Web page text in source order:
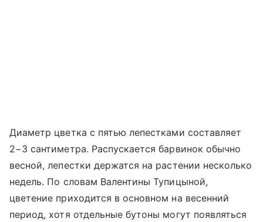
Диаметр цветка с пятью лепестками составляет
2−3 сантиметра. Распускается барвинок обычно
весной, лепестки держатся на растении несколько
недель. По словам Валентины Тупицыной,
цветение приходится в основном на весенний
период, хотя отдельные бутоны могут появляться